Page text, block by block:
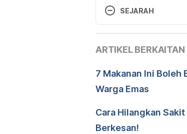
https://
SEJARAH
05/12/2019
Fakta Disemak
Diperbaharui oleh:
ARTIKEL BERKAITAN
7 Makanan Ini Boleh
Warga Emas
Cara Hilangkan
Berkesan!